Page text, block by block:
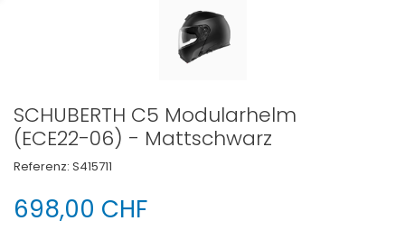
SCHUBERTH C5 Modularhelm
(ECE22-06) - Mattschwarz
Referenz: S415711
698,00 CHF